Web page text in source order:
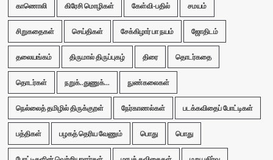
காணொலி கிரேசி மொழிகள் கேள்வி-பதில் சமயம்
சிறுகதைகள் செய்திகள் சேக்கிழார் பா நயம் ஜோதிடம்
தலையங்கம் திருமால் திருப்புகழ் திரை தொடர்கதை
தொடர்கள் நறுக்..துணுக்... நுண்கலைகள்
நெல்லைத் தமிழில் திருக்குறள் நேர்காணல்கள் படக்கவிதைப் போட்டிகள்
பத்திகள் பழகத் தெரிய வேணும் பொது பொது